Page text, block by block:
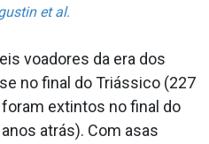
et al.
voadores da era dos
no final do Triássico (227
extintos no final do
atrás). Com asas